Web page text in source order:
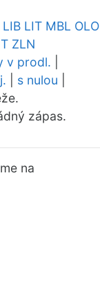
LIB LIT MBL OLO
ZLN
v prodl.
s nulou
zápas.
na